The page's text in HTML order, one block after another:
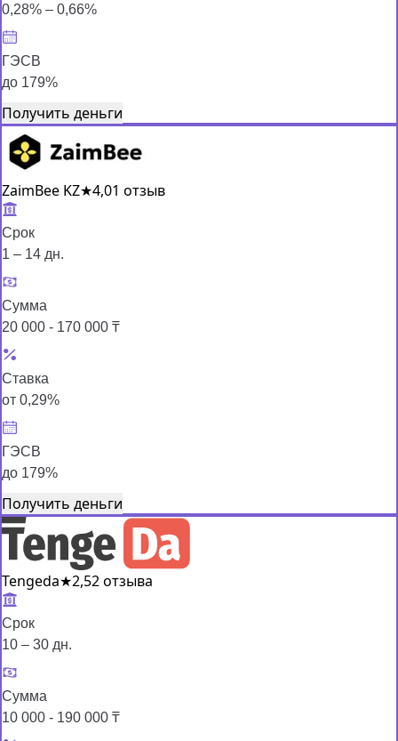
0,28% – 0,66%
ГЭСВ
до 179%
Получить деньги
ZaimBee KZ★4,01 отзыв
Срок
1 – 14 дн.
Сумма
20 000 - 170 000 ₸
Ставка
от 0,29%
ГЭСВ
до 179%
Получить деньги
Tengeda★2,52 отзыва
Срок
10 – 30 дн.
Сумма
10 000 - 190 000 ₸